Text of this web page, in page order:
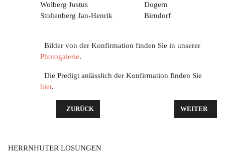
Wolberg Justus
Dogern
Stoltenberg Jan-Henrik
Birndorf
Bilder von der Konfirmation finden Sie in unserer
Photogalerie.
Die Predigt anlässlich der Konfirmation finden Sie
hier.
VORHERIGER BEITRAG: GOTTESDIENST UND
ZURÜCK NÄCHSTER
WEITER
HERRNHUTER LOSUNGEN